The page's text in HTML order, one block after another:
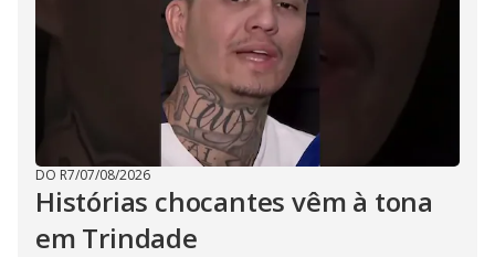
DO R7/07/08/2026
Histórias chocantes vêm à tona
em Trindade